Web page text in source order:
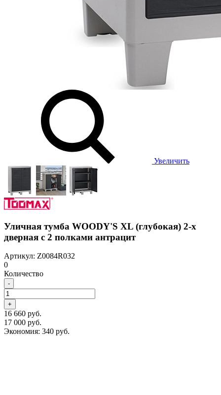
Увеличить
Уличная тумба WOODY'S XL (глубокая) 2-х
дверная с 2 полками антрацит
Артикул: Z0084R032
0
Количество
-
+
16 660 руб.
17 000 руб.
Экономия: 340 руб.